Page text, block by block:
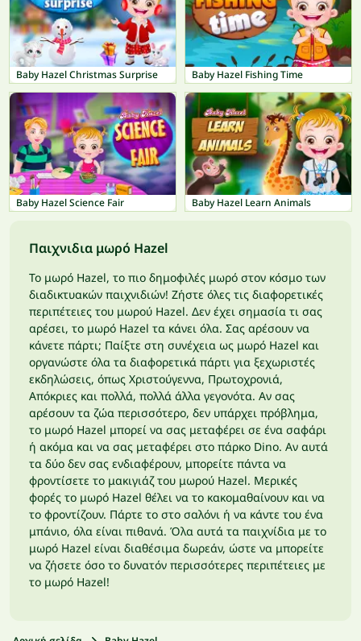
Baby Hazel Christmas Surprise Baby Hazel Fishing Time
Baby Hazel Science Fair Baby Hazel Learn Animals
Παιχνιδια μωρό Hazel
Το μωρό Hazel, το πιο δημοφιλές μωρό στον κόσμο των
διαδικτυακών παιχνιδιών! Ζήστε όλες τις διαφορετικές
περιπέτειες του μωρού Hazel. Δεν έχει σημασία τι σας
αρέσει, το μωρό Hazel τα κάνει όλα. Σας αρέσουν να
κάνετε πάρτι; Παίξτε στη συνέχεια ως μωρό Hazel και
οργανώστε όλα τα διαφορετικά πάρτι για ξεχωριστές
εκδηλώσεις, όπως Χριστούγεννα, Πρωτοχρονιά,
Απόκριες και πολλά, πολλά άλλα γεγονότα. Αν σας
αρέσουν τα ζώα περισσότερο, δεν υπάρχει πρόβλημα,
το μωρό Hazel μπορεί να σας μεταφέρει σε ένα σαφάρι
ή ακόμα και να σας μεταφέρει στο πάρκο Dino. Αν αυτά
τα δύο δεν σας ενδιαφέρουν, μπορείτε πάντα να
φροντίσετε το μακιγιάζ του μωρού Hazel. Μερικές
φορές το μωρό Hazel θέλει να το κακομαθαίνουν και να
το φροντίζουν. Πάρτε το στο σαλόνι ή να κάντε του ένα
μπάνιο, όλα είναι πιθανά. Όλα αυτά τα παιχνίδια με το
μωρό Hazel είναι διαθέσιμα δωρεάν, ώστε να μπορείτε
να ζήσετε όσο το δυνατόν περισσότερες περιπέτειες με
το μωρό Hazel!